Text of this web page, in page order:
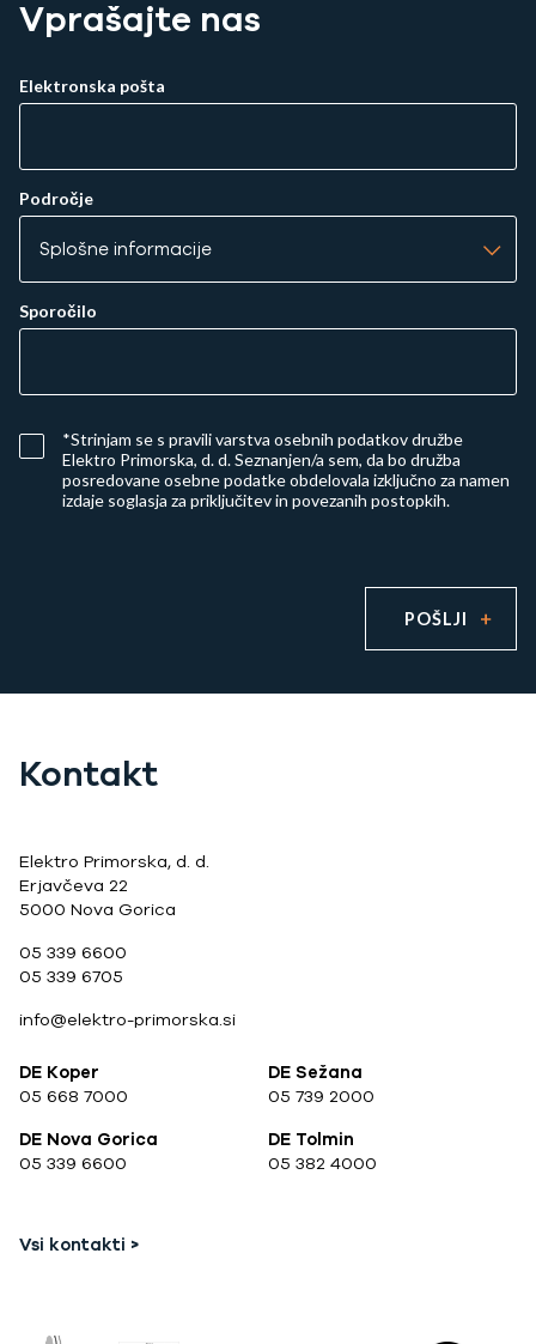
Kontakt
Elektro Primorska, d. d.
Erjavčeva 22
5000 Nova Gorica
05 339 6600
05 339 6705
info@elektro-primorska.si
DE Koper
05 668 7000
DE Sežana
05 739 2000
DE Nova Gorica
05 339 6600
DE Tolmin
05 382 4000
Vsi kontakti >
Vprašajte nas
Elektronska pošta
Področje
Sporočilo
*Strinjam se s pravili varstva osebnih podatkov družbe
Elektro Primorska, d. d.Seznanjen/a sem, da bo družba
posredovane osebne podatke obdelovala izključno za namen
izdaje soglasja za priključitev in povezanih postopkih.
POŠLJI